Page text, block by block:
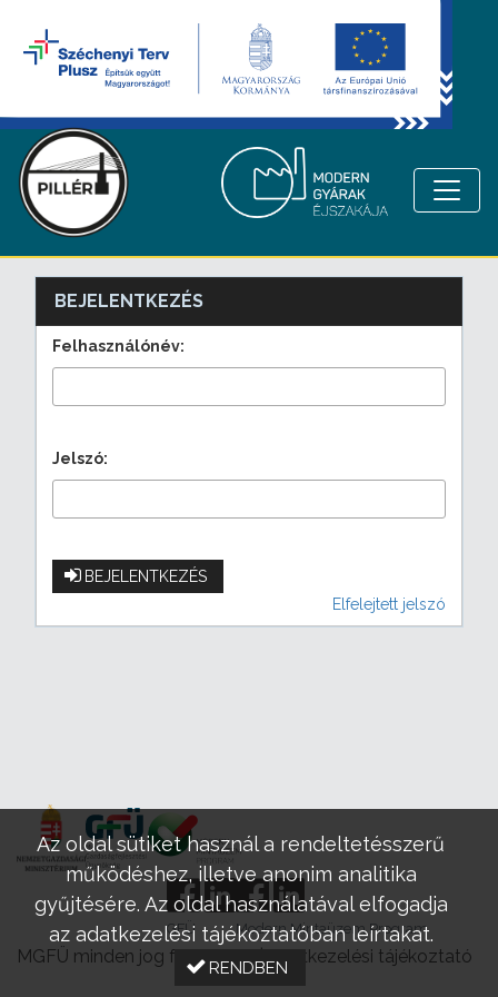
BEJELENTKEZÉS
Felhasználónév:
Jelszó:
BEJELENTKEZÉS
Elfelejtett jelszó
GFÜ Modern Mintaüzem Program
MGFÜ minden jog fenntartva |Adatkezelési tájékoztató
Az oldal sütiket használ a rendeltetésszerű
működéshez, illetve anonim analitika
gyűjtésére. Az oldal használatával elfogadja
az adatkezelési tájékoztatóban leírtakat.
RENDBEN